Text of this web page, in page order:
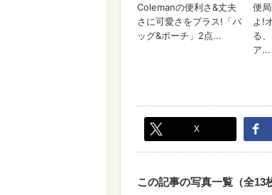
X
この記事の写真一覧（全13